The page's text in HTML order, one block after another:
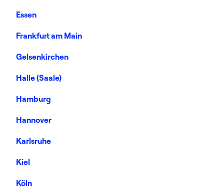
Essen
Frankfurt am Main
Gelsenkirchen
Halle (Saale)
Hamburg
Hannover
Karlsruhe
Kiel
Köln